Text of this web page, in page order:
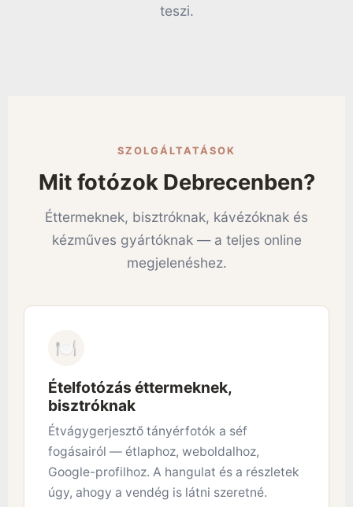
teszi.
SZOLGÁLTATÁSOK
Mit fotózok Debrecenben?
Éttermeknek, bisztróknak, kávézóknak és
kézműves gyártóknak — a teljes online
megjelenéshez.
🍽
Ételfotózás éttermeknek,
bisztróknak
Étvágygerjesztő tányérfotók a séf
fogásairól — étlaphoz, weboldalhoz,
Google-profilhoz. A hangulat és a részletek
úgy, ahogy a vendég is látni szeretné.